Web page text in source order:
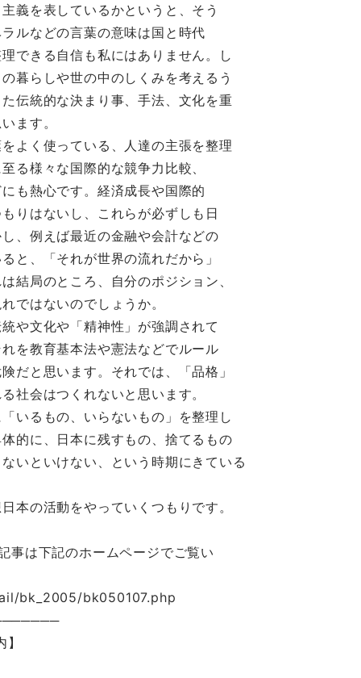
義を表しているかというと、そう
ルなどの言葉の意味は国と時代
できる自信も私にはありません。し
暮らしや世の中のしくみを考えるう
伝統的な決まり事、手法、文化を重
ます。
よく使っている、人達の主張を整理
る様々な国際的な競争力比較、
も熱心です。経済成長や国際的
りはないし、これらが必ずしも日
、例えば最近の金融や会計などの
と、「それが世界の流れだから」
結局のところ、自分のポジション、
ではないのでしょうか。
や文化や「精神性」が強調されて
を教育基本法や憲法などでルール
だと思います。それでは、「品格」
社会はつくれないと思います。
いるもの、いらないもの」を整理し
的に、日本に残すもの、捨てるもの
いといけない、という時期にきている
本の活動をやっていくつもりです。
事は下記のホームページでご覧い
bk_2005/bk050107.php